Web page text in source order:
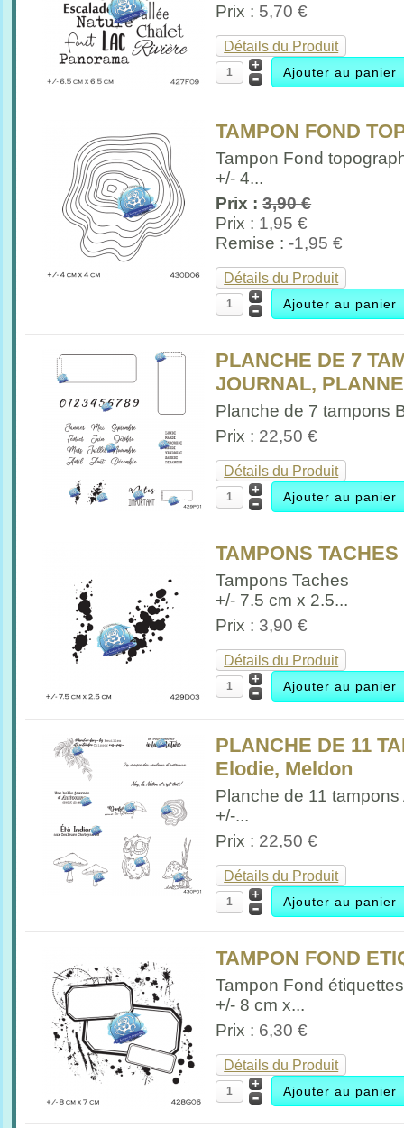
Prix : 5,70 €
Détails du Produit
TAMPON FOND
Tampon Fond
+/- 4...
Prix :3,90 €
Prix : 1,95 €
Remise :-1,95 €
Détails du Produit
PLANCHE DE 7
JOURNAL,
Planche de 7 tampons
Prix : 22,50 €
Détails du Produit
TAMPONS
Tampons Taches
+/- 7.5 cm x 2.5...
Prix : 3,90 €
Détails du Produit
PLANCHE DE 11
Elodie, Meldon
Planche de 11 tampons
+/-...
Prix : 22,50 €
Détails du Produit
TAMPON FOND
Tampon Fond étiquettes
+/- 8 cm x...
Prix : 6,30 €
Détails du Produit